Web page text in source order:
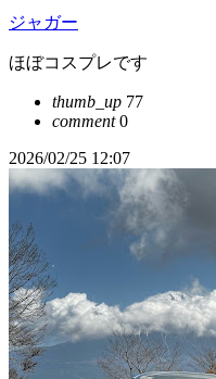
ジャガー
ほぼコスプレです
thumb_up 77
comment0
2026/02/25 12:07